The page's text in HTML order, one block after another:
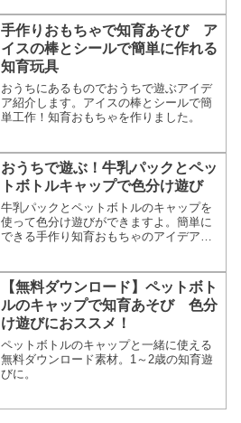
手作りおもちゃで知育あそび ア
イスの棒とシールで簡単に作れる
知育玩具
おうちにあるものでおうちで遊ぶアイデ
ア紹介します。アイスの棒とシールで簡
単工作！知育おもちゃを作りました。
おうちで遊ぶ！牛乳パックとペッ
トボトルキャップで色分け遊び
牛乳パックとペットボトルのキャップを
使って色分け遊びができますよ。簡単に
できる手作り知育おもちゃのアイデアで
【無料ダウンロード】ペットボト
ルのキャップで知育あそび 色分
け遊びにおススメ！
ペットボトルのキャップと一緒に使える
無料ダウンロード素材。1～2歳の知育遊
びに。